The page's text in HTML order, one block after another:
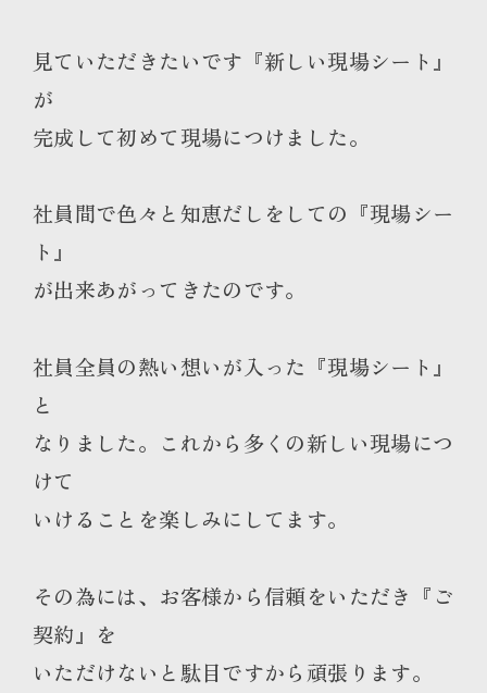
見ていただきたいです『新しい現場シート』
が
完成して初めて現場につけました。
社員間で色々と知恵だしをしての『現場シー
ト』
が出来あがってきたのです。
社員全員の熱い想いが入った『現場シート』
と
なりました。これから多くの新しい現場につ
けて
いけることを楽しみにしてます。
その為には、お客様から信頼をいただき『ご
契約』を
いただけないと駄目ですから頑張ります。